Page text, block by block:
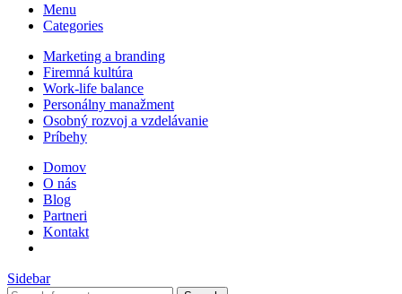
Menu
Categories
Marketing a branding
Firemná kultúra
Work-life balance
Personálny manažment
Osobný rozvoj a vzdelávanie
Príbehy
Domov
O nás
Blog
Partneri
Kontakt
Sidebar